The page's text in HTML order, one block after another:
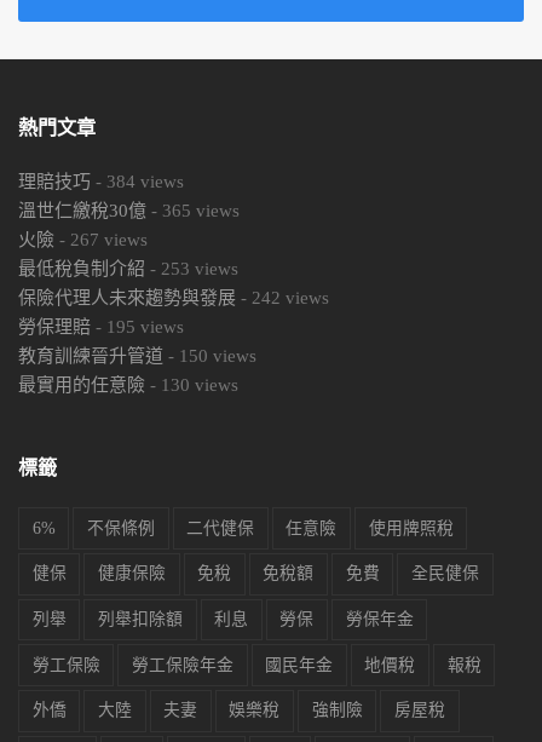
熱門文章
理賠技巧 - 384 views
溫世仁繳稅30億 - 365 views
火險 - 267 views
最低稅負制介紹 - 253 views
保險代理人未來趨勢與發展 - 242 views
勞保理賠 - 195 views
教育訓練晉升管道 - 150 views
最實用的任意險 - 130 views
標籤
6% 不保條例 二代健保 任意險 使用牌照稅
健保 健康保險 免稅 免稅額 免費 全民健保
列舉 列舉扣除額 利息 勞保 勞保年金
勞工保險 勞工保險年金 國民年金 地價稅 報稅
外僑 大陸 夫妻 娛樂稅 強制險 房屋稅